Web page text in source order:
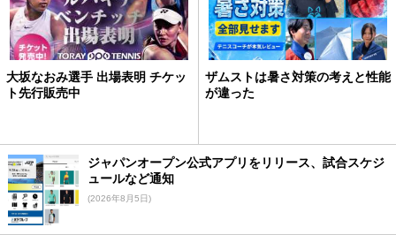
大坂なおみ選手 出場表明 チケッ
ト先行販売中
ザムストは暑さ対策の考えと性能
が違った
ジャパンオープン公式アプリをリリース、試合スケジ
ュールなど通知
(2026年8月5日)